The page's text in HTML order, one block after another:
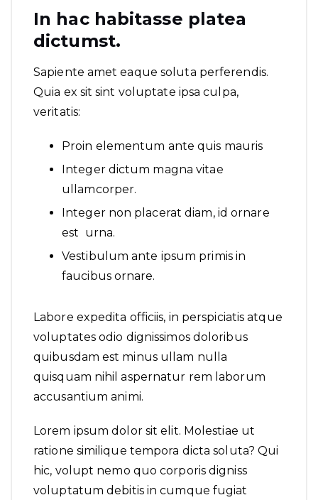
In hac habitasse platea
dictumst.
Sapiente amet eaque soluta perferendis.
Quia ex sit sint voluptate ipsa culpa,
veritatis:
Proin elementum ante quis mauris
Integer dictum magna vitae
ullamcorper.
Integer non placerat diam, id ornare
est urna.
Vestibulum ante ipsum primis in
faucibus ornare.
Labore expedita officiis, in perspiciatis atque
voluptates odio dignissimos doloribus
quibusdam est minus ullam nulla
quisquam nihil aspernatur rem laborum
accusantium animi.
Lorem ipsum dolor sit elit. Molestiae ut
ratione similique tempora dicta soluta? Qui
hic, volupt nemo quo corporis digniss
voluptatum debitis in cumque fugiat